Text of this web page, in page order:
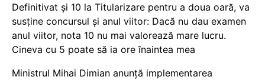
Definitivat și 10 la Titularizare pentru a doua oară, va
susține concursul și anul viitor: Dacă nu dau examen
anul viitor, nota 10 nu mai valorează mare lucru.
Cineva cu 5 poate să ia ore înaintea mea
Ministrul Mihai Dimian anunță implementarea